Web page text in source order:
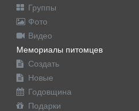
Группы
Фото
Видео
Мемориалы питомцев
Создать
Новые
Годовщина
Подарки